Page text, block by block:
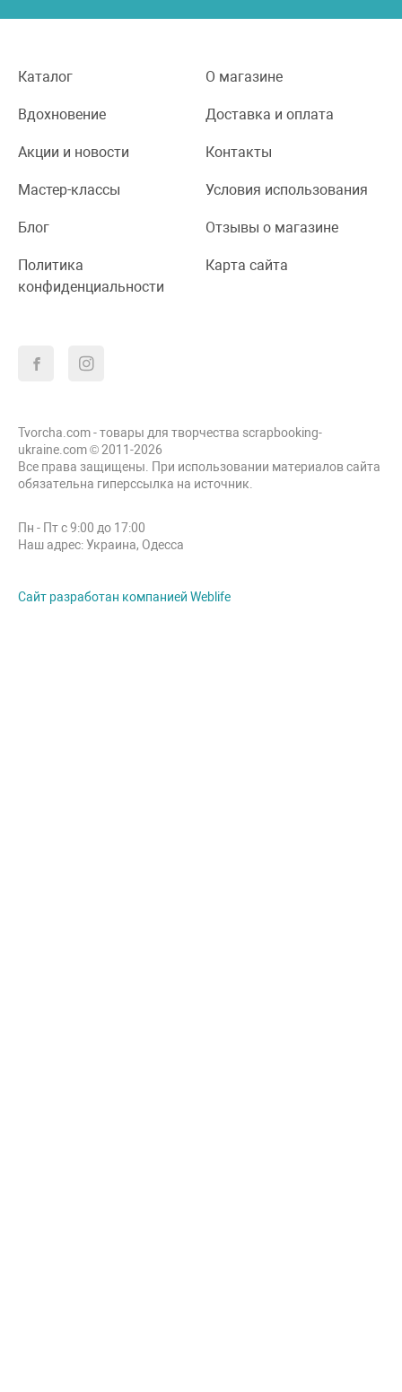
Каталог О магазине
Вдохновение Доставка и оплата
Акции и новости Контакты
Мастер-классы Условия использования
Блог Отзывы о магазине
Политика
конфиденциальности
Карта сайта
Tvorcha.com - товары для творчества scrapbooking-
ukraine.com © 2011-2026
Все права защищены. При использовании материалов сайта
обязательна гиперссылка на источник.
Пн - Пт с 9:00 до 17:00
Наш адрес: Украина, Одесса
Сайт разработан компанией Weblife